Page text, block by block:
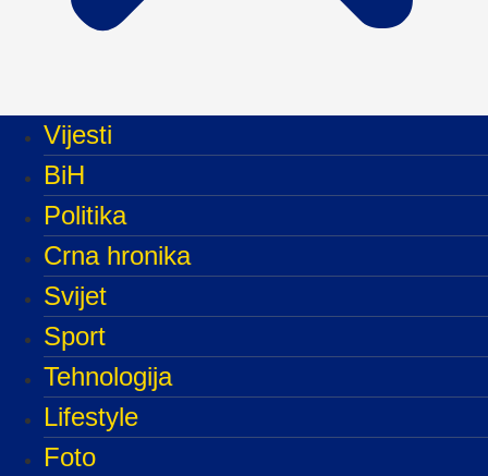
Vijesti
BiH
Politika
Crna hronika
Svijet
Sport
Tehnologija
Lifestyle
Foto